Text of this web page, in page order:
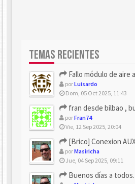
TEMAS RECIENTES
Fallo módulo de aire
porLuisardo
Dom, 05 Oct 2025, 11:43
fran desde bilbao ,
porFran74
Vie, 12 Sep 2025, 20:04
[Brico] Conexion
porMasiricha
Jue, 04 Sep 2025, 09:11
Buenos días a todos.